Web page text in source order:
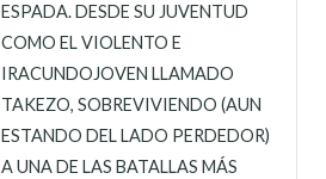
ESPADA. DESDE SU JUVENTUD
COMO EL VIOLENTO E
IRACUNDOJOVEN LLAMADO
TAKEZO, SOBREVIVIENDO (AUN
ESTANDO DEL LADO PERDEDOR)
A UNA DE LAS BATALLAS MÁS